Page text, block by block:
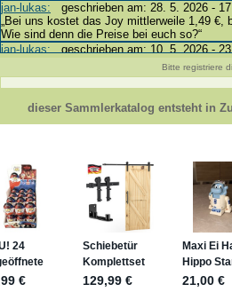
jan-lukas: geschrieben am: 28. 5. 2026 -
„Bei uns kostet das Joy mittlerweile 1,49 €,
Wie sind denn die Preise bei euch so?“
jan-lukas:geschrieben am: 10. 5. 2026 -
Bonsaipanther:geschrieben am: 10. 5.
@ Harald
https://www.ue-ei-portal-
Dein Enkel sollte zur Strafe die nächsten 3
Für die Figuren VC307, 310, 318 und 326
mein Enkel hat die leider weggeworfen
jan-lukas:
geschrieben am: 29. 4. 2026 -
https://www.ferrero-
sammelspass.de/einladung/
jan-lukas:
geschrieben am: 28. 4. 2026 -
stimmt, jetzt fällt es mir auch ein
*Bussi*
geschrieben am: 28. 4.
So habe ich das in Erinnerung ... oder?
Bitte registriere
dieser Sammlerkatalog entsteht in